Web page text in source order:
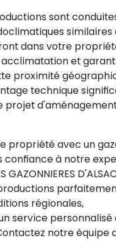
sont
similaires
dans votre
et
proximité
technique
projet
propriété avec un
confiance à notre
régionales,
service personnalisé
notre équipe